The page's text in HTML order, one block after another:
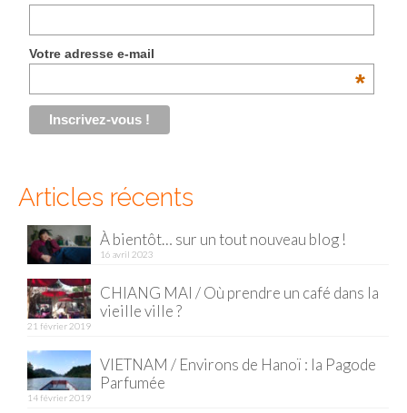
CHILI
CHINE
– Beijing
– Xi’an
CORÉE DU SUD
– Séoul
DANEMARK
– Copenhague
FRANCE
Votre adresse e-mail
*
Articles récents
À bientôt… sur un tout nouveau blog !
16 avril 2023
CHIANG MAI / Où prendre un café dans la
vieille ville ?
21 février 2019
VIETNAM / Environs de Hanoï : la Pagode
Parfumée
14 février 2019